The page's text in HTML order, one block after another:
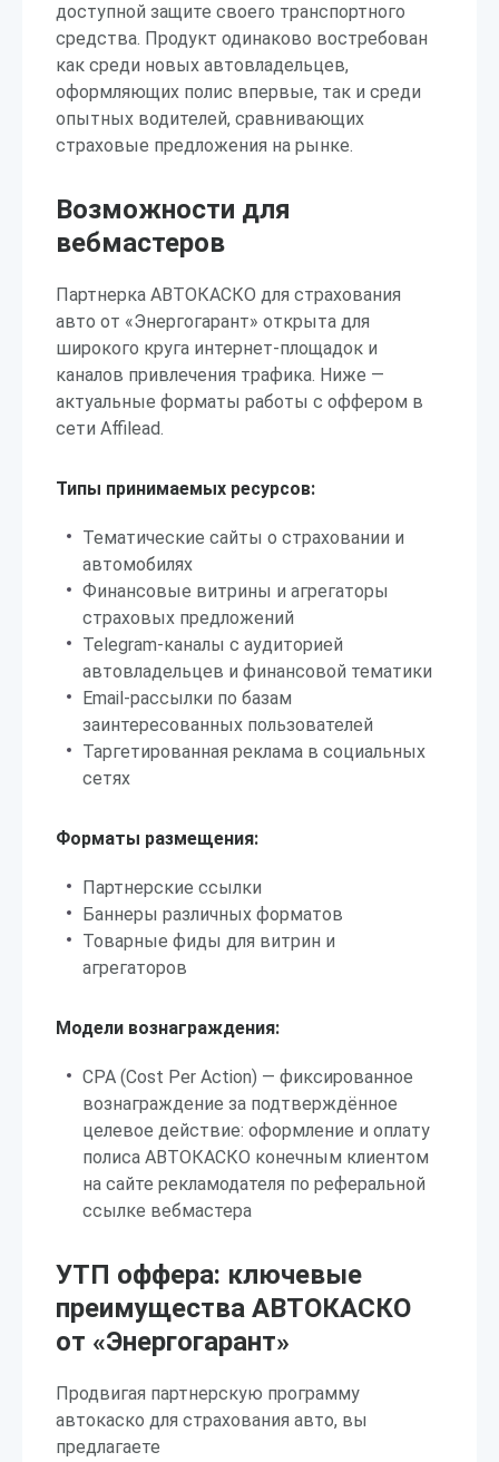
доступной защите своего транспортного
средства. Продукт одинаково востребован
как среди новых автовладельцев,
оформляющих полис впервые, так и среди
опытных водителей, сравнивающих
страховые предложения на рынке.
Возможности для
вебмастеров
Партнерка АВТОКАСКО для страхования
авто от «Энергогарант» открыта для
широкого круга интернет-площадок и
каналов привлечения трафика. Ниже —
актуальные форматы работы с оффером в
сети Affilead.
Типы принимаемых ресурсов:
Тематические сайты о страховании и
автомобилях
Финансовые витрины и агрегаторы
страховых предложений
Telegram-каналы с аудиторией
автовладельцев и финансовой тематики
Email-рассылки по базам
заинтересованных пользователей
Таргетированная реклама в социальных
сетях
Форматы размещения:
Партнерские ссылки
Баннеры различных форматов
Товарные фиды для витрин и
агрегаторов
Модели вознаграждения:
CPA (Cost Per Action) — фиксированное
вознаграждение за подтверждённое
целевое действие: оформление и оплату
полиса АВТОКАСКО конечным клиентом
на сайте рекламодателя по реферальной
ссылке вебмастера
УТП оффера: ключевые
преимущества АВТОКАСКО
от «Энергогарант»
Продвигая партнерскую программу
автокаско для страхования авто, вы
предлагаете